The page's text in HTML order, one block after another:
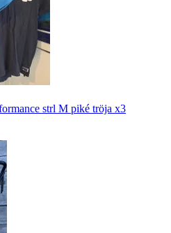
strl M piké tröja x3